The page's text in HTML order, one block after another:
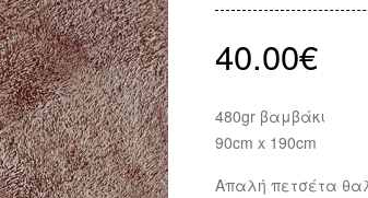
40.00€
480gr βαμβάκι
90cm x 190cm
Απαλή πετσέτα